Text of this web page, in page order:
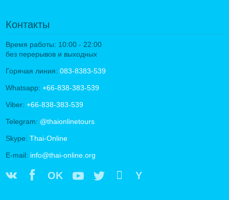
Контакты
Время работы: 10:00 - 22:00
без перерывов и выходных
Горячая линия: 083-8383-539
Whatsapp: +66-838-383-539
Viber: +66-838-383-539
Telegram: @thaionlinetours
Skype: Thai-Online
E-mail: info@thai-online.org
OK Y